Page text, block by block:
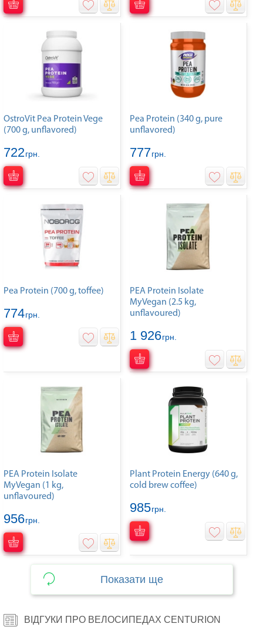
OstroVit Pea Protein Vege
(700 g, unflavored)
722грн.
Pea Protein (340 g, pure
unflavored)
777грн.
Pea Protein (700 g, toffee)
774грн.
PEA Protein Isolate
MyVegan (2.5 kg,
unflavoured)
1 926грн.
PEA Protein Isolate
MyVegan (1 kg,
unflavoured)
956грн.
Plant Protein Energy (640 g,
cold brew coffee)
985грн.
Показати ще
ВІДГУКИ ПРО ВЕЛОСИПЕДАХ CENTURION